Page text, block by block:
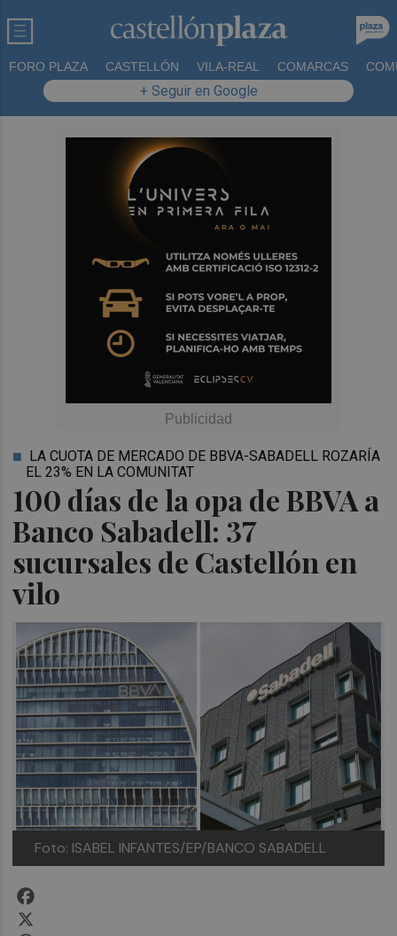
FORO PLAZA CASTELLÓN VILA-REAL COMARCAS
+ Seguir en Google
100 días de la opa de BBVA a
Banco Sabadell: 37
sucursales de Castellón en
vilo
LA CUOTA DE MERCADO DE BBVA-SABADELL ROZARÍA
EL 23% EN LA COMUNITAT
Foto: ISABEL INFANTES/EP/BANCO SABADELL